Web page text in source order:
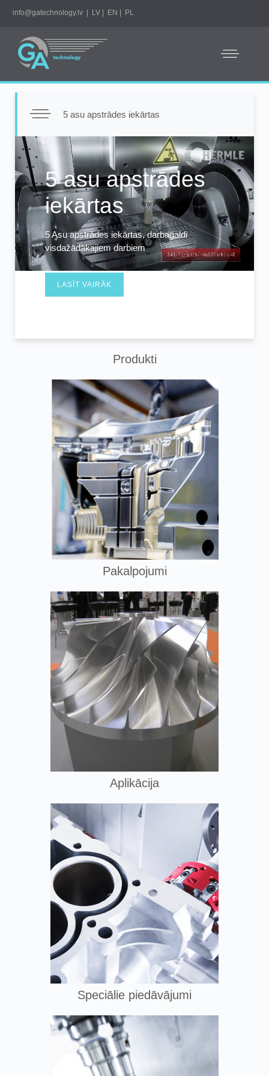
info@gatechnology.lv LV EN PL
5 asu apstrādes iekārtas
Video
Player
5 asu apstrādes
iekārtas
5 Asu apstrādes iekārtas, darbagaldi
visdažādākajiem darbiem
LASĪT VAIRĀK
Produkti
Pakalpojumi
Aplikācija
Speciālie piedāvājumi